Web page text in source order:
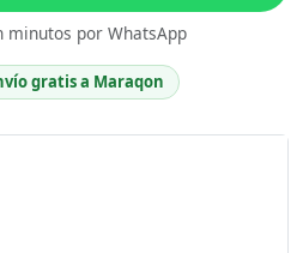
minutos por WhatsApp
gratis a Maraqon